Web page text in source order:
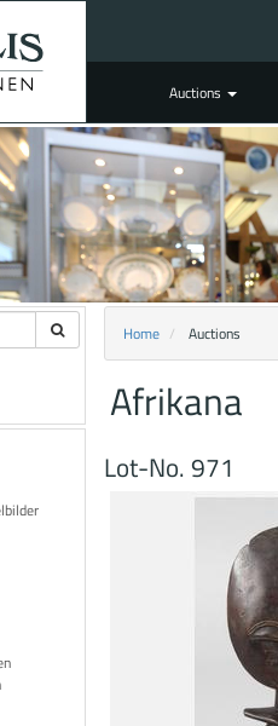
Auctions
Home Auctions
Afrikana
Lot-No. 971